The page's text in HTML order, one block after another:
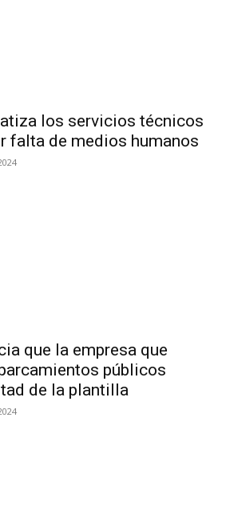
los servicios técnicos
falta de medios humanos
que la empresa que
públicos
de la plantilla